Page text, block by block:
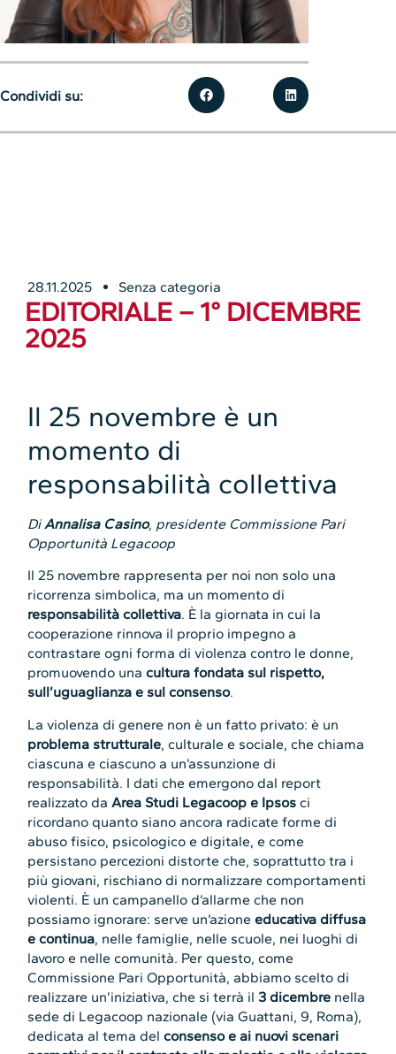
28.11.2025 Senza categoria
EDITORIALE – 1° DICEMBRE
2025
Il 25 novembre è un
momento di
responsabilità collettiva
DiAnnalisa Casino, presidente Commissione Pari
Opportunità Legacoop
Il 25 novembre rappresenta per noi non solo una
ricorrenza simbolica, ma un momento di
responsabilità collettiva. È la giornata in cui la
cooperazione rinnova il proprio impegno a
contrastare ogni forma di violenza contro le donne,
promuovendo unacultura fondata sul rispetto,
sull’uguaglianza e sul consenso.
La violenza di genere non è un fatto privato: è un
problema strutturale, culturale e sociale, che chiama
ciascuna e ciascuno a un’assunzione di
responsabilità. I dati che emergono dal report
realizzato daArea Studi Legacoop e Ipsos ci
ricordano quanto siano ancora radicate forme di
abuso fisico, psicologico e digitale, e come
persistano percezioni distorte che, soprattutto tra i
più giovani, rischiano di normalizzare comportamenti
violenti. È un campanello d’allarme che non
possiamo ignorare: serve un’azioneeducativa diffusa
e continua, nelle famiglie, nelle scuole, nei luoghi di
lavoro e nelle comunità. Per questo, come
Commissione Pari Opportunità, abbiamo scelto di
realizzare un’iniziativa, che si terrà il 3 dicembre nella
sede di Legacoop nazionale (via Guattani, 9, Roma),
dedicata al tema delconsenso e ai nuovi scenari
Condividi su: